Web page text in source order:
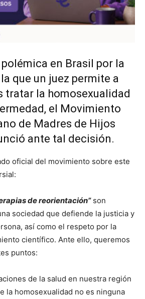
polémica en Brasil por la
que un juez permite a
tratar la homosexualidad
el Movimiento
de Madres de Hijos
ante tal decisión.
oficial del movimiento sobre este
de reorientación”son
sociedad que defiende la justicia y
así como el respeto por la
científico. Ante ello, queremos
puntos:
de la salud en nuestra región
la homosexualidad no es ninguna